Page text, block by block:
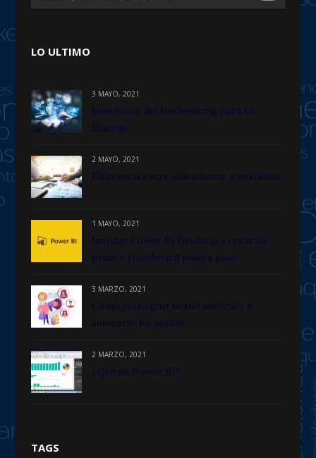
LO ULTIMO
3 MAYO, 2021
Beneficios del Networking para tu
Startup
2 MAYO, 2021
Diferencia entre administrar y gestionar
1 MAYO, 2021
Instalar Power BI Desktop y crear tu
primer Dashboard paso a paso
3 MARZO, 2021
Cómo conseguir brand advocacy y
aumentar las ventas
2 MARZO, 2021
¿Qué es Power BI?
TAGS